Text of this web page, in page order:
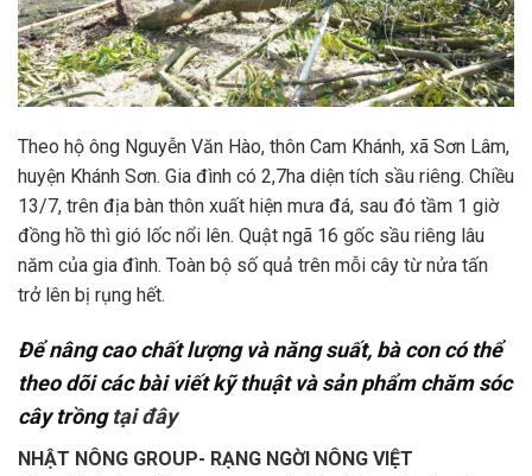
Theo hộ ông Nguyễn Văn Hào, thôn Cam Khánh, xã Sơn Lâm,
huyện Khánh Sơn. Gia đình có 2,7ha diện tích sầu riêng. Chiều
13/7, trên địa bàn thôn xuất hiện mưa đá, sau đó tầm 1 giờ
đồng hồ thì gió lốc nổi lên. Quật ngã 16 gốc sầu riêng lâu
năm của gia đình. Toàn bộ số quả trên mỗi cây từ nửa tấn
trở lên bị rụng hết.
Để nâng cao chất lượng và năng suất, bà con có thể
theo dõi các bài viết kỹ thuật và sản phẩm chăm sóc
cây trồngtại đây
NHẬT NÔNG GROUP- RẠNG NGỜI NÔNG VIỆT